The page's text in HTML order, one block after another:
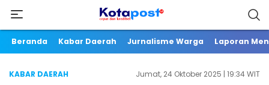
Beranda Kabar Daerah Jurnalisme Warga Laporan
KABAR DAERAH Jumat, 24 Oktober 2025 | 19:34 WIT